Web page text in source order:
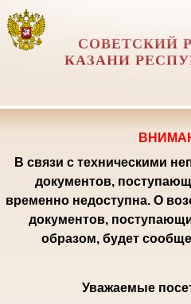
СОВЕТСКИЙ
КАЗАНИ
В связи с техническими
документов,
временно недоступна. О
документов,
образом, будет
Уважаемые